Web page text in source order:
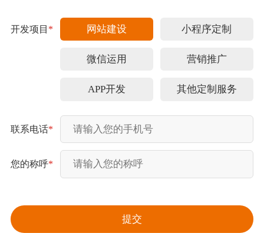
开发项目 * 网站建设 小程序定制
微信运用 营销推广
APP开发 其他定制服务
联系电话*
您的称呼*